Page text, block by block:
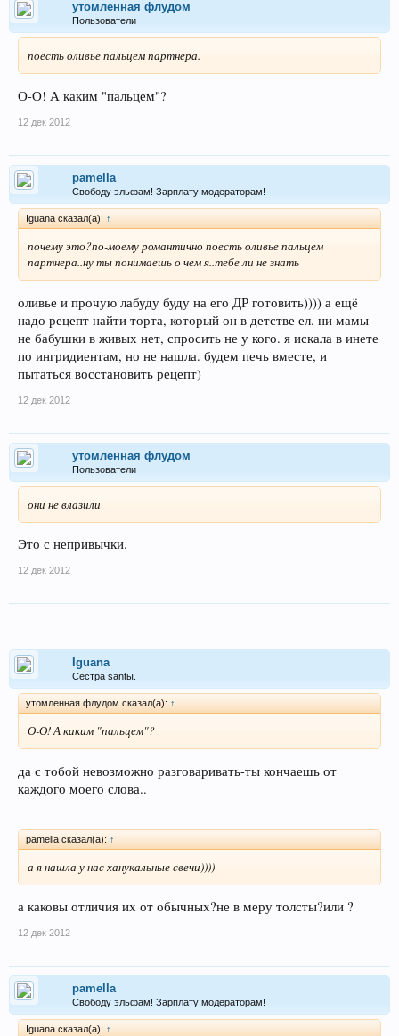
утомленная флудом
Пользователи
поесть оливье пальцем партнера.
О-О! А каким "пальцем"?
12 дек 2012
pamella
Свободу эльфам! Зарплату модераторам!
Iguana сказал(а): ↑
почему это?по-моему романтично поесть оливье пальцем
партнера..ну ты понимаешь о чем я..тебе ли не знать
оливье и прочую лабуду буду на его ДР готовить)))) а ещё
надо рецепт найти торта, который он в детстве ел. ни мамы
не бабушки в живых нет, спросить не у кого. я искала в инете
по ингридиентам, но не нашла. будем печь вместе, и
пытаться восстановить рецепт)
12 дек 2012
утомленная флудом
Пользователи
они не влазили
Это с непривычки.
12 дек 2012
Iguana
Сестра santы.
утомленная флудом сказал(а): ↑
О-О! А каким "пальцем"?
да с тобой невозможно разговаривать-ты кончаешь от
каждого моего слова..
pamella сказал(а): ↑
а я нашла у нас ханукальные свечи))))
а каковы отличия их от обычных?не в меру толсты?или ?
12 дек 2012
pamella
Свободу эльфам! Зарплату модераторам!
Iguana сказал(а): ↑